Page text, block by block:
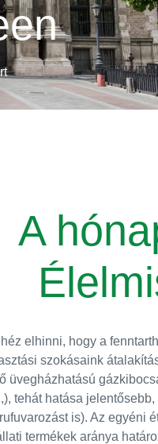
A
elhinni, hogy a
szokásaink
üvegházhatású
,), tehát hatása
is). Az egyéni
termékek aránya